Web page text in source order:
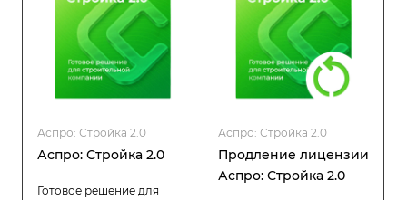
Аспро: Стройка 2.0
Аспро: Стройка 2.0
Готовое решение для
Аспро: Стройка 2.0
Продление лицензии
Аспро: Стройка 2.0